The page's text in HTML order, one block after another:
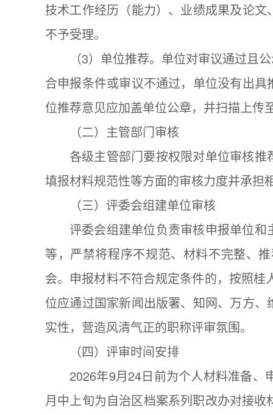
技术工作经历（能力）、业绩成果及论
不予受理。
（3）单位推荐。单位对审议通过且
合申报条件或审议不通过，单位没有出
位推荐意见应加盖单位公章，并扫描上传
（二）主管部门审核
各级主管部门要按权限对单位审核
填报材料规范性等方面的审核力度并承担
（三）评委会组建单位审核
评委会组建单位负责审核申报单位
等，严禁将程序不规范、材料不完整、
会。申报材料不符合规定条件的，按照
位应通过国家新闻出版署、知网、万方
实性，营造风清气正的职称评审氛围。
（四）评审时间安排
2026年9月24日前为个人材料准备
月中上旬为自治区档案系列职改办对接